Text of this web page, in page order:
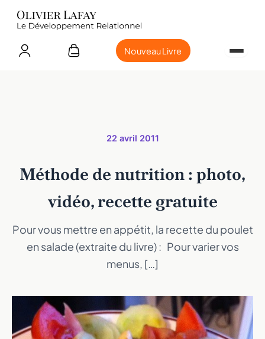
Nouveau Livre
22 avril 2011
Méthode de nutrition : photo,
vidéo, recette gratuite
Pour vous mettre en appétit, la recette du poulet
en salade (extraite du livre) : Pour varier vos
menus, […]